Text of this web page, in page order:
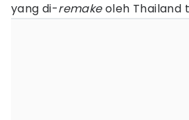
yang di-remakeoleh Thailand